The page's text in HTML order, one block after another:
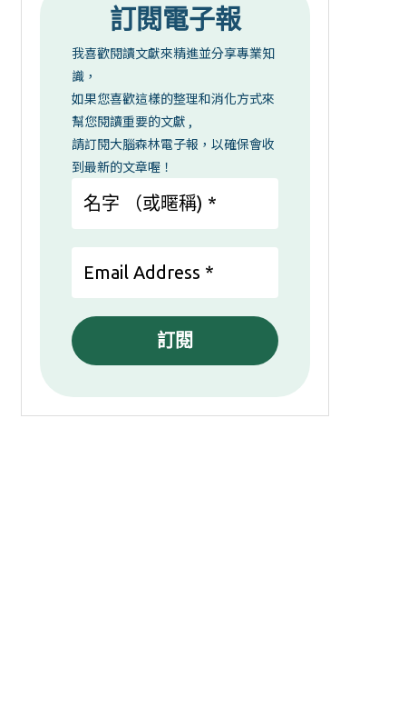
訂閱電子報
我喜歡閱讀文獻來精進並分享專業知
識，
如果您喜歡這樣的整理和消化方式來
幫您閱讀重要的文獻 ,
請訂閱大腦森林電子報，以確保會收
到最新的文章喔！